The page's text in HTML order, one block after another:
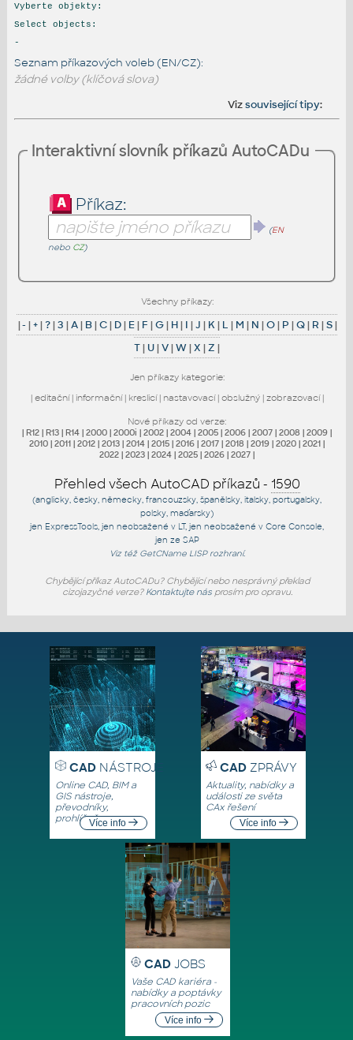
Vyberte objekty:
Select objects:
-
Seznam příkazových voleb (EN/CZ):
žádné volby (klíčová slova)
Vizsouvisející tipy:
Interaktivní slovník příkazů AutoCADu
Příkaz:
(EN
nebo CZ)
Všechny příkazy:
|- |+|?|3 |A| B|C| D| E| F |G| H| I |J | K| L | M | N |O| P |Q| R |S|
T| U|V|W|X |Z |
Jen příkazy kategorie:
| editační| informační| kreslicí| nastavovací| obslužný| zobrazovací|
Nové příkazy od verze:
| R12 | R13 | R14 | 2000 | 2000i | 2002 | 2004 | 2005 | 2006 | 2007 | 2008 | 2009 |
2010 | 2011 | 2012 | 2013 | 2014 | 2015 | 2016 | 2017 | 2018 | 2019 | 2020 | 2021 |
2022 | 2023 | 2024 | 2025 | 2026 | 2027 |
Přehled všech AutoCAD příkazů - 1590
(anglicky, česky, německy, francouzsky, španělsky, italsky, portugalsky,
polsky, maďarsky)
jen ExpressTools , jen neobsažené v LT, jen neobsažené v Core Console
jen ze SAP
Viz též GetCNameLISP rozhraní.
Chybějící příkaz AutoCADu? Chybějící nebo nesprávný překlad
cizojazyčné verze? Kontaktujte násprosím pro opravu.
CADNÁSTROJE
Online CAD, BIM a
GIS nástroje,
převodníky,
prohlížečeVíce info
CADZPRÁVY
Aktuality, nabídky a
události ze světa
CAx řešení
Více info
CAD JOBS
Vaše CAD kariéra -
nabídky a poptávky
pracovních pozic
Více info